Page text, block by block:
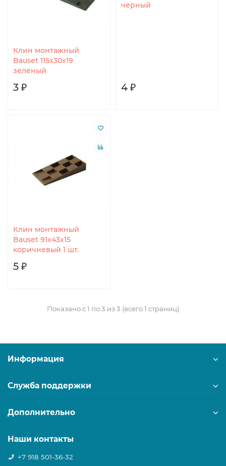
Клин монтажный
Bauset 115х30х19
зеленый
3 ₽
черный
4 ₽
Клин монтажный
Bauset 91х43х15
коричневый 1 шт.
5 ₽
Показано с 1 по 3 из 3 (всего 1 страниц)
Информация
Служба поддержки
Дополнительно
Наши контакты
+7 918 501-36-32